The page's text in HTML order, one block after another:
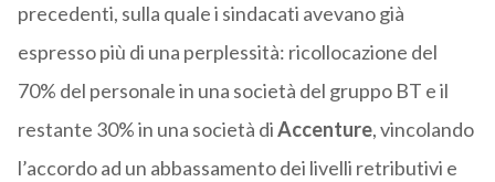
precedenti, sulla quale i sindacati avevano già
espresso più di una perplessità: ricollocazione del
70% del personale in una società del gruppo BT e il
restante 30% in una società diAccenture, vincolando
l’accordo ad un abbassamento dei livelli retributivi e